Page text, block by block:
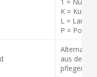
K =
L = Land
P =
Alternativ
aus dem